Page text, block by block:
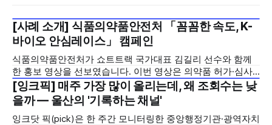
2026년 7월 5주
[사례 소개] 식품의약품안전처 「꼼꼼한 속도, K-
바이오 안심레이스」 캠페인
식품의약품안전처가 쇼트트랙 국가대표 김길리 선수와 함께
한 홍보 영상을 선보였습니다. 이번 영상은 의약품 허가·심사
기간을 기존 420일에서 240일로 단축한 정책을 국민에게 쉽
고 친근하게 알리기 위해 제작한 것으로, 딱딱하게 느껴질 수
있는 규제 정책을, 빙판 위에서 빠른 스피드와 꼼꼼한 준비를
모두 갖춘 김길리 선수의 이미지에 빗대어 풀어낸 것이 특징입
2026년 7월 5주
[잉크픽] 매주 가장 많이 올리는데, 왜 조회수는 낮
을까 — 울산의 '기록하는 채널'
잉크닷 픽(pick)은 한 주간 모니터링한 중앙행정기관·광역자치